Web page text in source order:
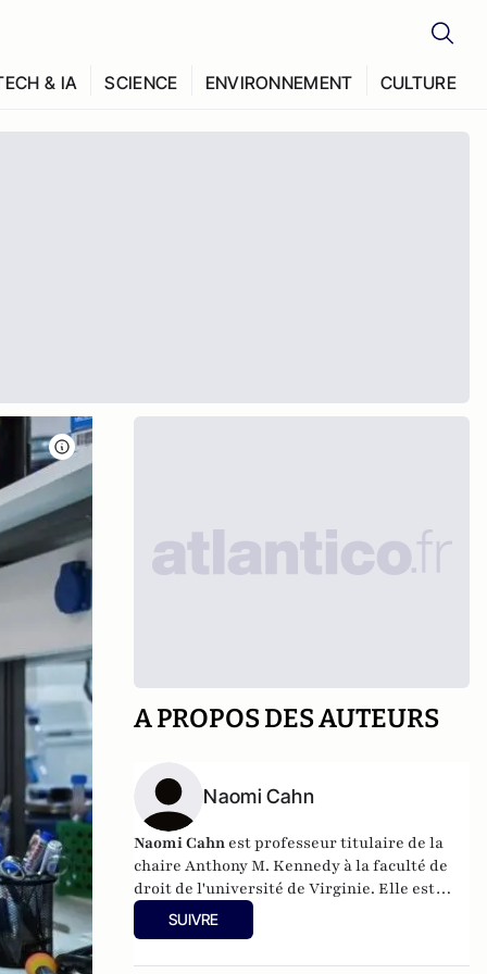
& IA SCIENCE ENVIRONNEMENT CULTURE
A PROPOS DES AUTEURS
Naomi Cahn
Naomi Cahn est professeur titulaire de la
chaire Anthony M. Kennedy à la faculté de
droit de l'université de Virginie. Elle est
spécialiste du droit de la famille, de la
jurisprudence féministe, de la justice
SUIVRE